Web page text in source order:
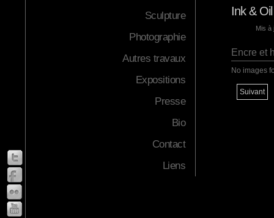
Sculpture
Photographie
Autres travaux
Expositions
Presse
Bio
Contact
Liens
Ink & Oil
Mis à
Encre et
No images
Suivant